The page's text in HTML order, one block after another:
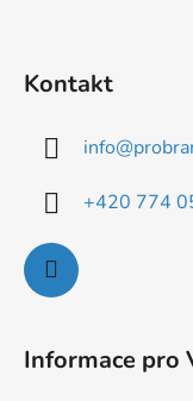
Kontakt
info@
+420 774
Informace pro